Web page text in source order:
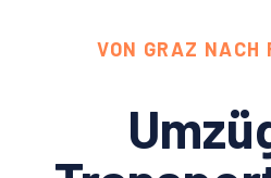
VON GRAZ NACH